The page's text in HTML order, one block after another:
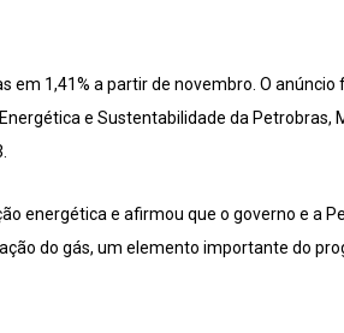
1,41% a partir de novembro. O
e Sustentabilidade da Petrobras,
energética e afirmou que o governo e a
do gás, um elemento importante do